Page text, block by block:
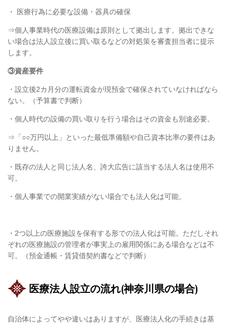
・ 医療行為に必要な設備・器具の確保
⇒個人事業時代の医療設備は原則として拠出します。拠出できな
い場合は法人設立後に買い取るなどの対処策を審査担当者に提示
します。
③資産要件
・設立後2カ月分の運転資金が現預金で確保されていなければなら
ない。（予算書で判断）
・個人時代の設備の買い取りを行う場合はその資金も別途必要。
⇒「○○万円以上」といった最低準備額や自己資本比率の要件はあ
りません。
・既存の法人と同じ法人名、誇大広告に該当する法人名は使用不
可。
・個人事業での開業実績がない場合でも法人化は可能。
・ 2つ以上の医療施設を保有する形での法人化は可能。ただしそれ
ぞれの医療施設の管理者が事実上の雇用関係にある場合などは不
可。（預金通帳・賃貸借契約書などで判断）
医療法人設立の流れ(神奈川県の場合)
自治体によってやや違いはありますが、医療法人化の手続きは基